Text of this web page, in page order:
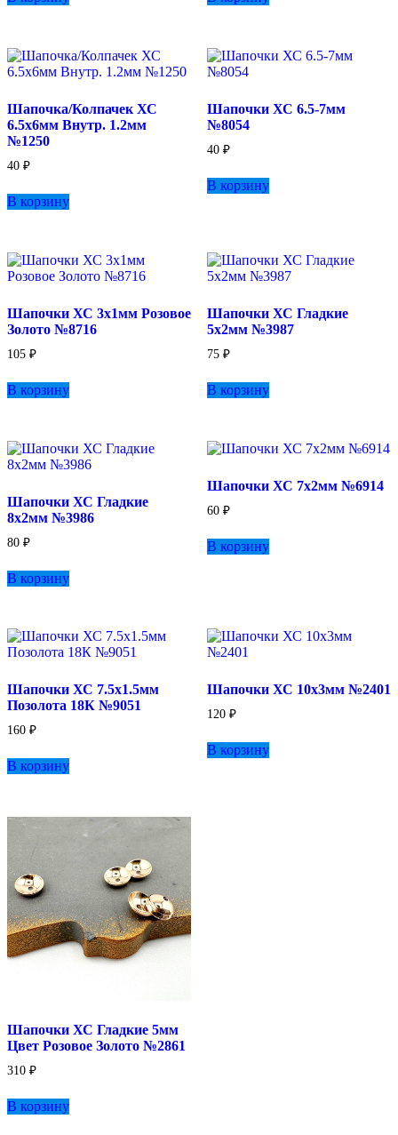
Шапочка/Колпачек ХС
6.5х6мм Внутр. 1.2мм
№1250
40 ₽
В корзину
Шапочки ХС 6.5-7мм
№8054
40 ₽
В корзину
Шапочки ХС 3х1мм Розовое
Золото №8716
105 ₽
В корзину
Шапочки ХС Гладкие
5х2мм №3987
75 ₽
В корзину
Шапочки ХС Гладкие
8х2мм №3986
80 ₽
В корзину
Шапочки ХС 7х2мм №6914
60 ₽
В корзину
Шапочки ХС 7.5х1.5мм
Позолота 18К №9051
160 ₽
В корзину
Шапочки ХС 10х3мм №2401
120 ₽
В корзину
Шапочки ХС Гладкие 5мм
Цвет Розовое Золото №2861
310 ₽
В корзину